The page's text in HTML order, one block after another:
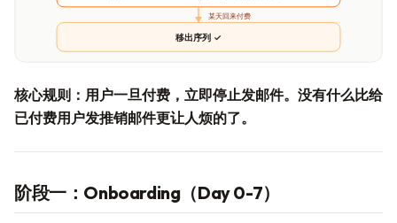
某天回来付费
移出序列 ✓
核心规则：用户一旦付费，立即停止发邮件。没有什么比给
已付费用户发推销邮件更让人烦的了。
阶段一：Onboarding（Day 0-7）